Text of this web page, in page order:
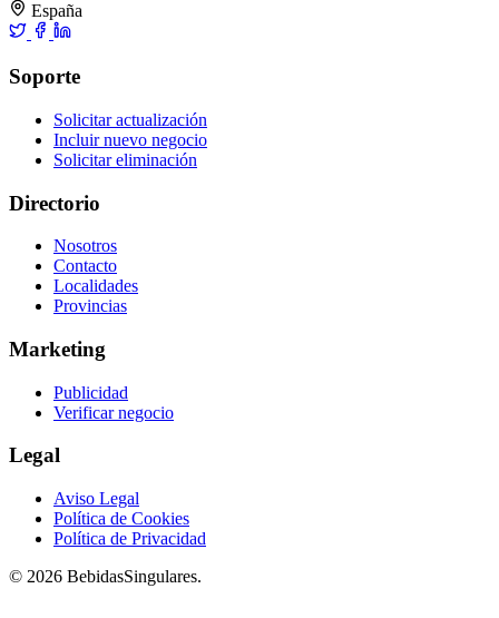
España
Soporte
Solicitar actualización
Incluir nuevo negocio
Solicitar eliminación
Directorio
Nosotros
Contacto
Localidades
Provincias
Marketing
Publicidad
Verificar negocio
Legal
Aviso Legal
Política de Cookies
Política de Privacidad
© 2026 BebidasSingulares.